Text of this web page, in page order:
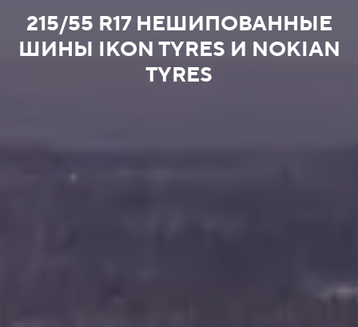
215/55 R17 НЕШИПОВАННЫЕ
ШИНЫ IKON TYRES И NOKIAN
TYRES